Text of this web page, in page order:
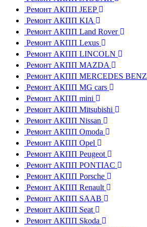
Ремонт АКПП JEEP
Ремонт АКПП KIA
Ремонт АКПП Land Rover
Ремонт АКПП Lexus
Ремонт АКПП LINCOLN
Ремонт АКПП MAZDA
Ремонт АКПП MERCEDES BENZ
Ремонт АКПП MG cars
Ремонт АКПП mini
Ремонт АКПП Mitsubishi
Ремонт АКПП Nissan
Ремонт АКПП Omoda
Ремонт АКПП Opel
Ремонт АКПП Peugeot
Ремонт АКПП PONTIAC
Ремонт АКПП Porsche
Ремонт АКПП Renault
Ремонт АКПП SAAB
Ремонт АКПП Seat
Ремонт АКПП Skoda